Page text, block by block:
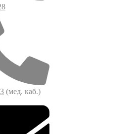
(мед. каб.)